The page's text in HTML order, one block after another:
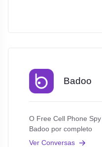
Badoo
O Free Cell Phone
Badoo por completo
Ver Conversas